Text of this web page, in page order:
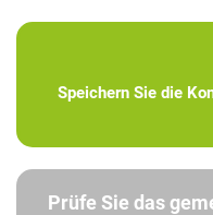
Speichern Sie die
Prüfe Sie das